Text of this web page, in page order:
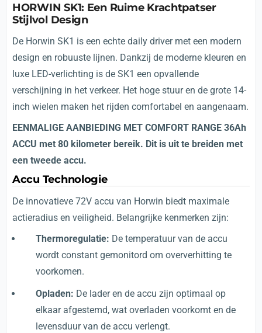
HORWIN SK1: Een Ruime Krachtpatser
Stijlvol Design
De Horwin SK1 is een echte daily driver met een modern
design en robuuste lijnen. Dankzij de moderne kleuren en
luxe LED-verlichting is de SK1 een opvallende
verschijning in het verkeer. Het hoge stuur en de grote 14-
inch wielen maken het rijden comfortabel en aangenaam.
EENMALIGE AANBIEDING MET COMFORT RANGE 36Ah
ACCU met 80 kilometer bereik. Dit is uit te breiden met
een tweede accu.
Accu Technologie
De innovatieve 72V accu van Horwin biedt maximale
actieradius en veiligheid. Belangrijke kenmerken zijn:
Thermoregulatie: De temperatuur van de accu
wordt constant gemonitord om oververhitting te
voorkomen.
Opladen: De lader en de accu zijn optimaal op
elkaar afgestemd, wat overladen voorkomt en de
levensduur van de accu verlengt.